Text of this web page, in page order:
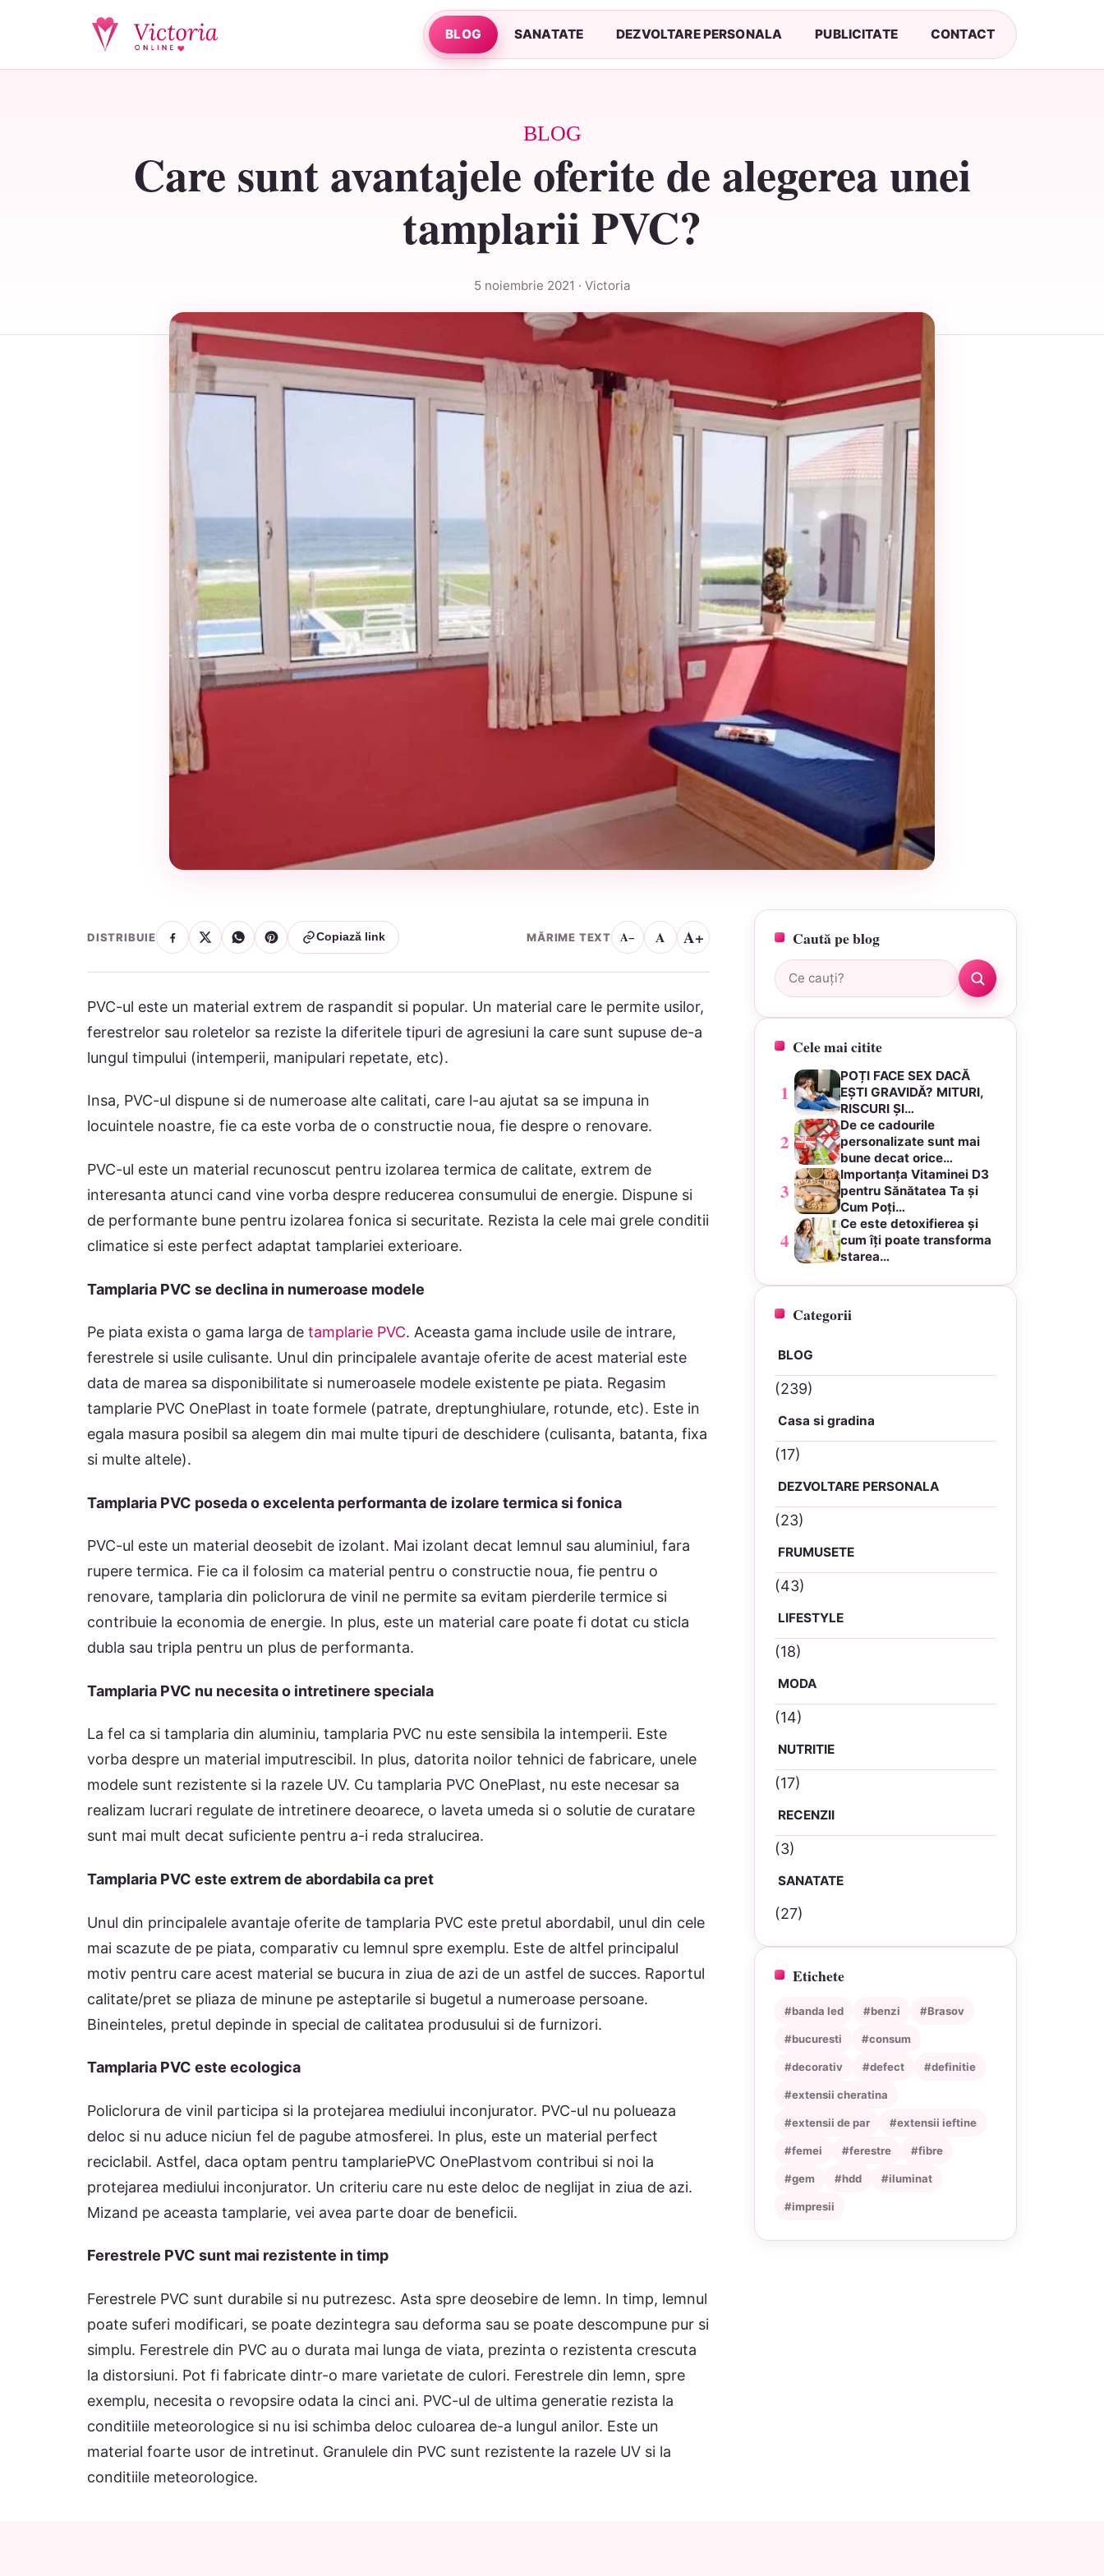
BLOG SANATATE DEZVOLTARE PERSONALA PUBLICITATE CONTACT
BLOG
Care sunt avantajele oferite de alegerea unei
tamplarii PVC?
5 noiembrie 2021 · Victoria
DISTRIBUIE Copiază link MĂRIME TEXT A− A A+
PVC-ul este un material extrem de raspandit si popular. Un material care le permite usilor,
ferestrelor sau roletelor sa reziste la diferitele tipuri de agresiuni la care sunt supuse de-a
lungul timpului (intemperii, manipulari repetate, etc).
Insa, PVC-ul dispune si de numeroase alte calitati, care l-au ajutat sa se impuna in
locuintele noastre, fie ca este vorba de o constructie noua, fie despre o renovare.
PVC-ul este un material recunoscut pentru izolarea termica de calitate, extrem de
interesanta atunci cand vine vorba despre reducerea consumului de energie. Dispune si
de performante bune pentru izolarea fonica si securitate. Rezista la cele mai grele conditii
climatice si este perfect adaptat tamplariei exterioare.
Tamplaria PVC se declina in numeroase modele
Pe piata exista o gama larga de tamplarie PVC. Aceasta gama include usile de intrare,
ferestrele si usile culisante. Unul din principalele avantaje oferite de acest material este
data de marea sa disponibilitate si numeroasele modele existente pe piata. Regasim
tamplarie PVC OnePlast in toate formele (patrate, dreptunghiulare, rotunde, etc). Este in
egala masura posibil sa alegem din mai multe tipuri de deschidere (culisanta, batanta, fixa
si multe altele).
Tamplaria PVC poseda o excelenta performanta de izolare termica si fonica
PVC-ul este un material deosebit de izolant. Mai izolant decat lemnul sau aluminiul, fara
rupere termica. Fie ca il folosim ca material pentru o constructie noua, fie pentru o
renovare, tamplaria din policlorura de vinil ne permite sa evitam pierderile termice si
contribuie la economia de energie. In plus, este un material care poate fi dotat cu sticla
dubla sau tripla pentru un plus de performanta.
Tamplaria PVC nu necesita o intretinere speciala
La fel ca si tamplaria din aluminiu, tamplaria PVC nu este sensibila la intemperii. Este
vorba despre un material imputrescibil. In plus, datorita noilor tehnici de fabricare, unele
modele sunt rezistente si la razele UV. Cu tamplaria PVC OnePlast, nu este necesar sa
realizam lucrari regulate de intretinere deoarece, o laveta umeda si o solutie de curatare
sunt mai mult decat suficiente pentru a-i reda stralucirea.
Tamplaria PVC este extrem de abordabila ca pret
Unul din principalele avantaje oferite de tamplaria PVC este pretul abordabil, unul din cele
mai scazute de pe piata, comparativ cu lemnul spre exemplu. Este de altfel principalul
motiv pentru care acest material se bucura in ziua de azi de un astfel de succes. Raportul
calitate/pret se pliaza de minune pe asteptarile si bugetul a numeroase persoane.
Bineinteles, pretul depinde in special de calitatea produsului si de furnizori.
Tamplaria PVC este ecologica
Policlorura de vinil participa si la protejarea mediului inconjurator. PVC-ul nu polueaza
deloc si nu aduce niciun fel de pagube atmosferei. In plus, este un material perfect
reciclabil. Astfel, daca optam pentru tamplariePVC OnePlastvom contribui si noi la
protejarea mediului inconjurator. Un criteriu care nu este deloc de neglijat in ziua de azi.
Mizand pe aceasta tamplarie, vei avea parte doar de beneficii.
Ferestrele PVC sunt mai rezistente in timp
Ferestrele PVC sunt durabile si nu putrezesc. Asta spre deosebire de lemn. In timp, lemnul
poate suferi modificari, se poate dezintegra sau deforma sau se poate descompune pur si
simplu. Ferestrele din PVC au o durata mai lunga de viata, prezinta o rezistenta crescuta
la distorsiuni. Pot fi fabricate dintr-o mare varietate de culori. Ferestrele din lemn, spre
exemplu, necesita o revopsire odata la cinci ani. PVC-ul de ultima generatie rezista la
conditiile meteorologice si nu isi schimba deloc culoarea de-a lungul anilor. Este un
material foarte usor de intretinut. Granulele din PVC sunt rezistente la razele UV si la
conditiile meteorologice.
Caută pe blog
Caută:
Cele mai citite
1
POȚI FACE SEX DACĂ
EȘTI GRAVIDĂ? MITURI,
RISCURI ȘI…
2
De ce cadourile
personalizate sunt mai
bune decat orice…
3
Importanța Vitaminei D3
pentru Sănătatea Ta și
Cum Poți…
4
Ce este detoxifierea și
cum îți poate transforma
starea…
Categorii
BLOG
(239)
Casa si gradina
(17)
DEZVOLTARE PERSONALA
(23)
FRUMUSETE
(43)
LIFESTYLE
(18)
MODA
(14)
NUTRITIE
(17)
RECENZII
(3)
SANATATE
(27)
Etichete
#banda led #benzi #Brasov
#bucuresti #consum
#decorativ #defect #definitie
#extensii cheratina
#extensii de par #extensii ieftine
#femei #ferestre #fibre
#gem #hdd #iluminat
#impresii